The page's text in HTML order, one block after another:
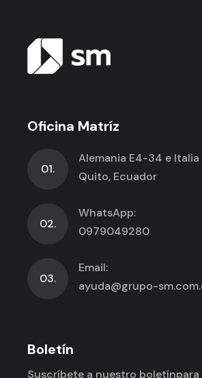
Oficina Matríz
01.
Alemania E4-34 e Italia
Quito, Ecuador
02.
WhatsApp:
0979049280
03.
Email:
ayuda@grupo-
Boletín
Suscríbete a nuestro boletín